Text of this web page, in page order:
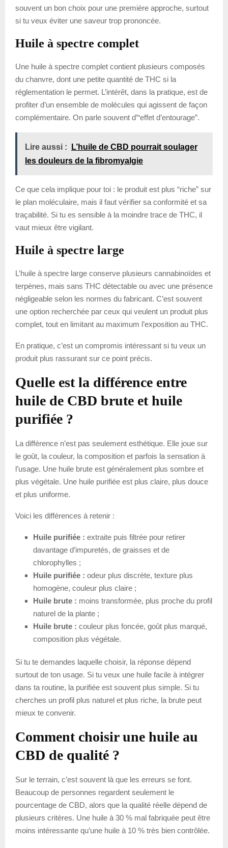
souvent un bon choix pour une première approche, surtout
si tu veux éviter une saveur trop prononcée.
Huile à spectre complet
Une huile à spectre complet contient plusieurs composés
du chanvre, dont une petite quantité de THC si la
réglementation le permet. L’intérêt, dans la pratique, est de
profiter d’un ensemble de molécules qui agissent de façon
complémentaire. On parle souvent d’“effet d’entourage”.
Lire aussi :
L’huile de CBD pourrait soulager
les douleurs de la fibromyalgie
Ce que cela implique pour toi : le produit est plus “riche” sur
le plan moléculaire, mais il faut vérifier sa conformité et sa
traçabilité. Si tu es sensible à la moindre trace de THC, il
vaut mieux être vigilant.
Huile à spectre large
L’huile à spectre large conserve plusieurs cannabinoïdes et
terpènes, mais sans THC détectable ou avec une présence
négligeable selon les normes du fabricant. C’est souvent
une option recherchée par ceux qui veulent un produit plus
complet, tout en limitant au maximum l’exposition au THC.
En pratique, c’est un compromis intéressant si tu veux un
produit plus rassurant sur ce point précis.
Quelle est la différence entre
huile de CBD brute et huile
purifiée ?
La différence n’est pas seulement esthétique. Elle joue sur
le goût, la couleur, la composition et parfois la sensation à
l’usage. Une huile brute est généralement plus sombre et
plus végétale. Une huile purifiée est plus claire, plus douce
et plus uniforme.
Voici les différences à retenir :
Huile purifiée : extraite puis filtrée pour retirer
davantage d’impuretés, de graisses et de
chlorophylles ;
Huile purifiée : odeur plus discrète, texture plus
homogène, couleur plus claire ;
Huile brute : moins transformée, plus proche du profil
naturel de la plante ;
Huile brute : couleur plus foncée, goût plus marqué,
composition plus végétale.
Si tu te demandes laquelle choisir, la réponse dépend
surtout de ton usage. Si tu veux une huile facile à intégrer
dans ta routine, la purifiée est souvent plus simple. Si tu
cherches un profil plus naturel et plus riche, la brute peut
mieux te convenir.
Comment choisir une huile au
CBD de qualité ?
Sur le terrain, c’est souvent là que les erreurs se font.
Beaucoup de personnes regardent seulement le
pourcentage de CBD, alors que la qualité réelle dépend de
plusieurs critères. Une huile à 30 % mal fabriquée peut être
moins intéressante qu’une huile à 10 % très bien contrôlée.